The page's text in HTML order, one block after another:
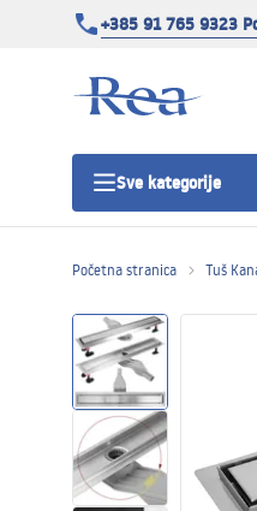
+385 91 765 9323
Sve kategorije
Tuš vrata
Tuš kade
Tuš Kanalice
Početna stranica Tuš